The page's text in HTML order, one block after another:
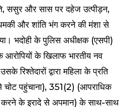
ससुर और सास पर दहेज उत्पीड़न,
और शांति भंग करने की मंशा से
भदोही के पुलिस अधीक्षक (एसपी)
आरोपियों के खिलाफ भारतीय नव
रिश्तेदारों द्वारा महिला के प्रति
पहुंचाना), 351(2) (आपराधिक
के इरादे से अपमान) के साथ-साथ